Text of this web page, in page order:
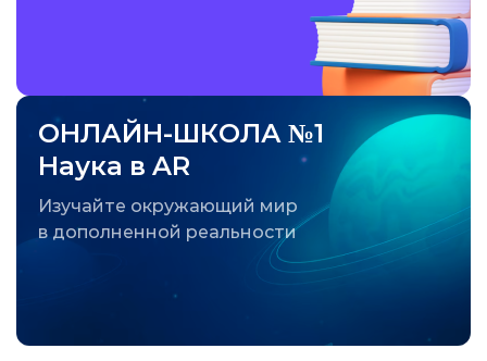
ОНЛАЙН-ШКОЛА №1
Наука в AR
Изучайте окружающий мир
в дополненной реальности